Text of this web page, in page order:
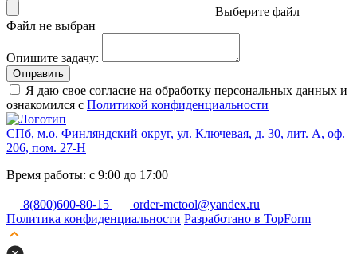
Выберите файл
Файл не выбран
Опишите задачу:
Отправить
Я даю свое согласие на обработку персональных данных и
ознакомился с Политикой конфиденциальности
СПб, м.о. Финляндский округ, ул. Ключевая, д. 30, лит. А, оф.
206, пом. 27-Н
Время работы: с 9:00 до 17:00
8(800)600-80-15
order-mctool@yandex.ru
Политика конфиденциальности Разработано в TopForm